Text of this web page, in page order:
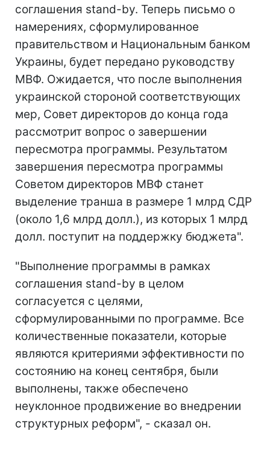
соглашения stand-by. Теперь письмо о
намерениях, сформулированное
правительством и Национальным банком
Украины, будет передано руководству
МВФ. Ожидается, что после выполнения
украинской стороной соответствующих
мер, Совет директоров до конца года
рассмотрит вопрос о завершении
пересмотра программы. Результатом
завершения пересмотра программы
Советом директоров МВФ станет
выделение транша в размере 1 млрд СДР
(около 1,6 млрд долл.), из которых 1 млрд
долл. поступит на поддержку бюджета".
"Выполнение программы в рамках
соглашения stand-by в целом
согласуется с целями,
сформулированными по программе. Все
количественные показатели, которые
являются критериями эффективности по
состоянию на конец сентября, были
выполнены, также обеспечено
неуклонное продвижение во внедрении
структурных реформ", - сказал он.